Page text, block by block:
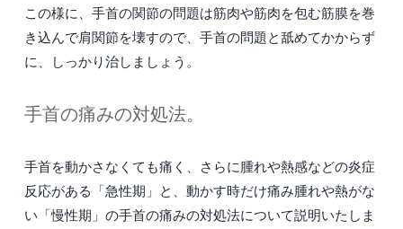
この様に、手首の関節の問題は筋肉や筋肉を包む筋膜を巻
き込んで肩関節を壊すので、手首の問題と舐めてかからず
に、しっかり治しましょう。
手首の痛みの対処法。
手首を動かさなくても痛く、さらに腫れや熱感などの炎症
反応がある「急性期」と、動かす時だけ痛み腫れや熱がな
い「慢性期」の手首の痛みの対処法について説明いたしま